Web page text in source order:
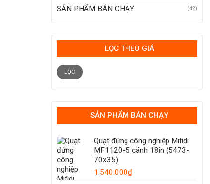
SẢN PHẨM BÁN CHẠY (42)
LỌC THEO GIÁ
Giá
tối
thiểu
Giá
tối
đa
LỌC
SẢN PHẨM BÁN CHẠY
Quạt đứng công nghiệp Mifidi
MF1120-5 cánh 18in (5473-
70x35)
1.540.000₫